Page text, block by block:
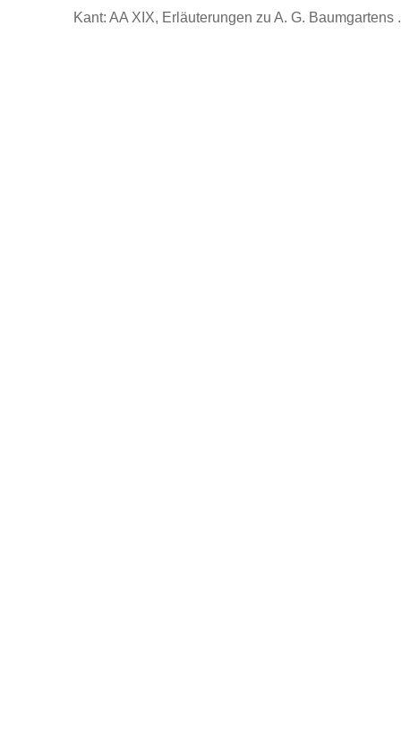
Kant: AA XIX, Erläuterungen zu A. G. Baumgartens